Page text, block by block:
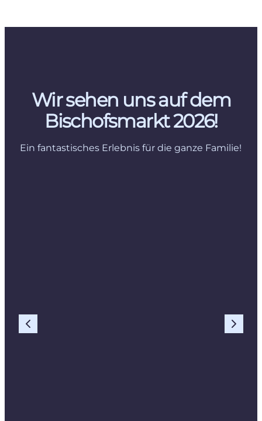
Wir sehen uns auf dem
Bischofsmarkt 2026!
Ein fantastisches Erlebnis für die ganze Familie!
Vorherige Folie Nächste